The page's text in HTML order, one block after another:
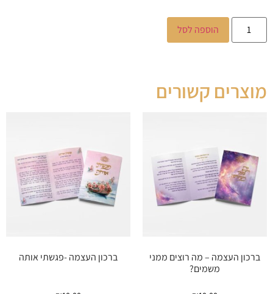
הוספה לסל
מוצרים קשורים
ברכון העצמה – מה רוצים ממני
משמים?
ברכון העצמה -פגשתי אותה